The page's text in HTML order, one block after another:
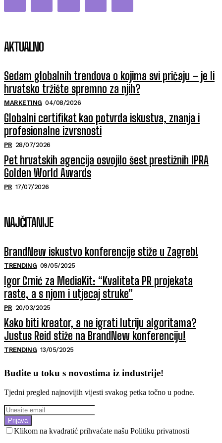
AKTUALNO
Sedam globalnih trendova o kojima svi pričaju – je li
hrvatsko tržište spremno za njih?
MARKETING 04/08/2026
Globalni certifikat kao potvrda iskustva, znanja i
profesionalne izvrsnosti
PR 28/07/2026
Pet hrvatskih agencija osvojilo šest prestižnih IPRA
Golden World Awards
PR 17/07/2026
NAJČITANIJE
BrandNew iskustvo konferencije stiže u Zagreb!
TRENDING 09/05/2025
Igor Crnić za MediaKit: “Kvaliteta PR projekata
raste, a s njom i utjecaj struke”
PR 20/03/2025
Kako biti kreator, a ne igrati lutriju algoritama?
Justus Reid stiže na BrandNew konferenciju!
TRENDING 13/05/2025
Budite u toku s novostima iz industrije!
Tjedni pregled najnovijih vijesti svakog petka točno u podne.
Prijava
Klikom na kvadratić prihvaćate našu Politiku privatnosti